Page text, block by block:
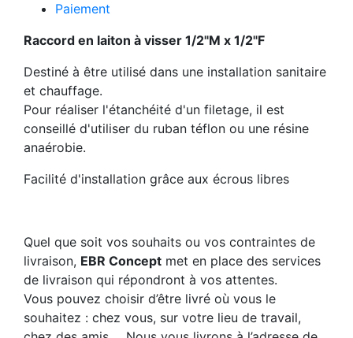
Paiement
Raccord en laiton à visser 1/2"M x 1/2"F
Destiné à être utilisé dans une installation sanitaire
et chauffage.
Pour réaliser l'étanchéité d'un filetage, il est
conseillé d'utiliser du ruban téflon ou une résine
anaérobie.
Facilité d'installation grâce aux écrous libres
Quel que soit vos souhaits ou vos contraintes de
livraison, EBR Concept met en place des services
de livraison qui répondront à vos attentes.
Vous pouvez choisir d’être livré où vous le
souhaitez : chez vous, sur votre lieu de travail,